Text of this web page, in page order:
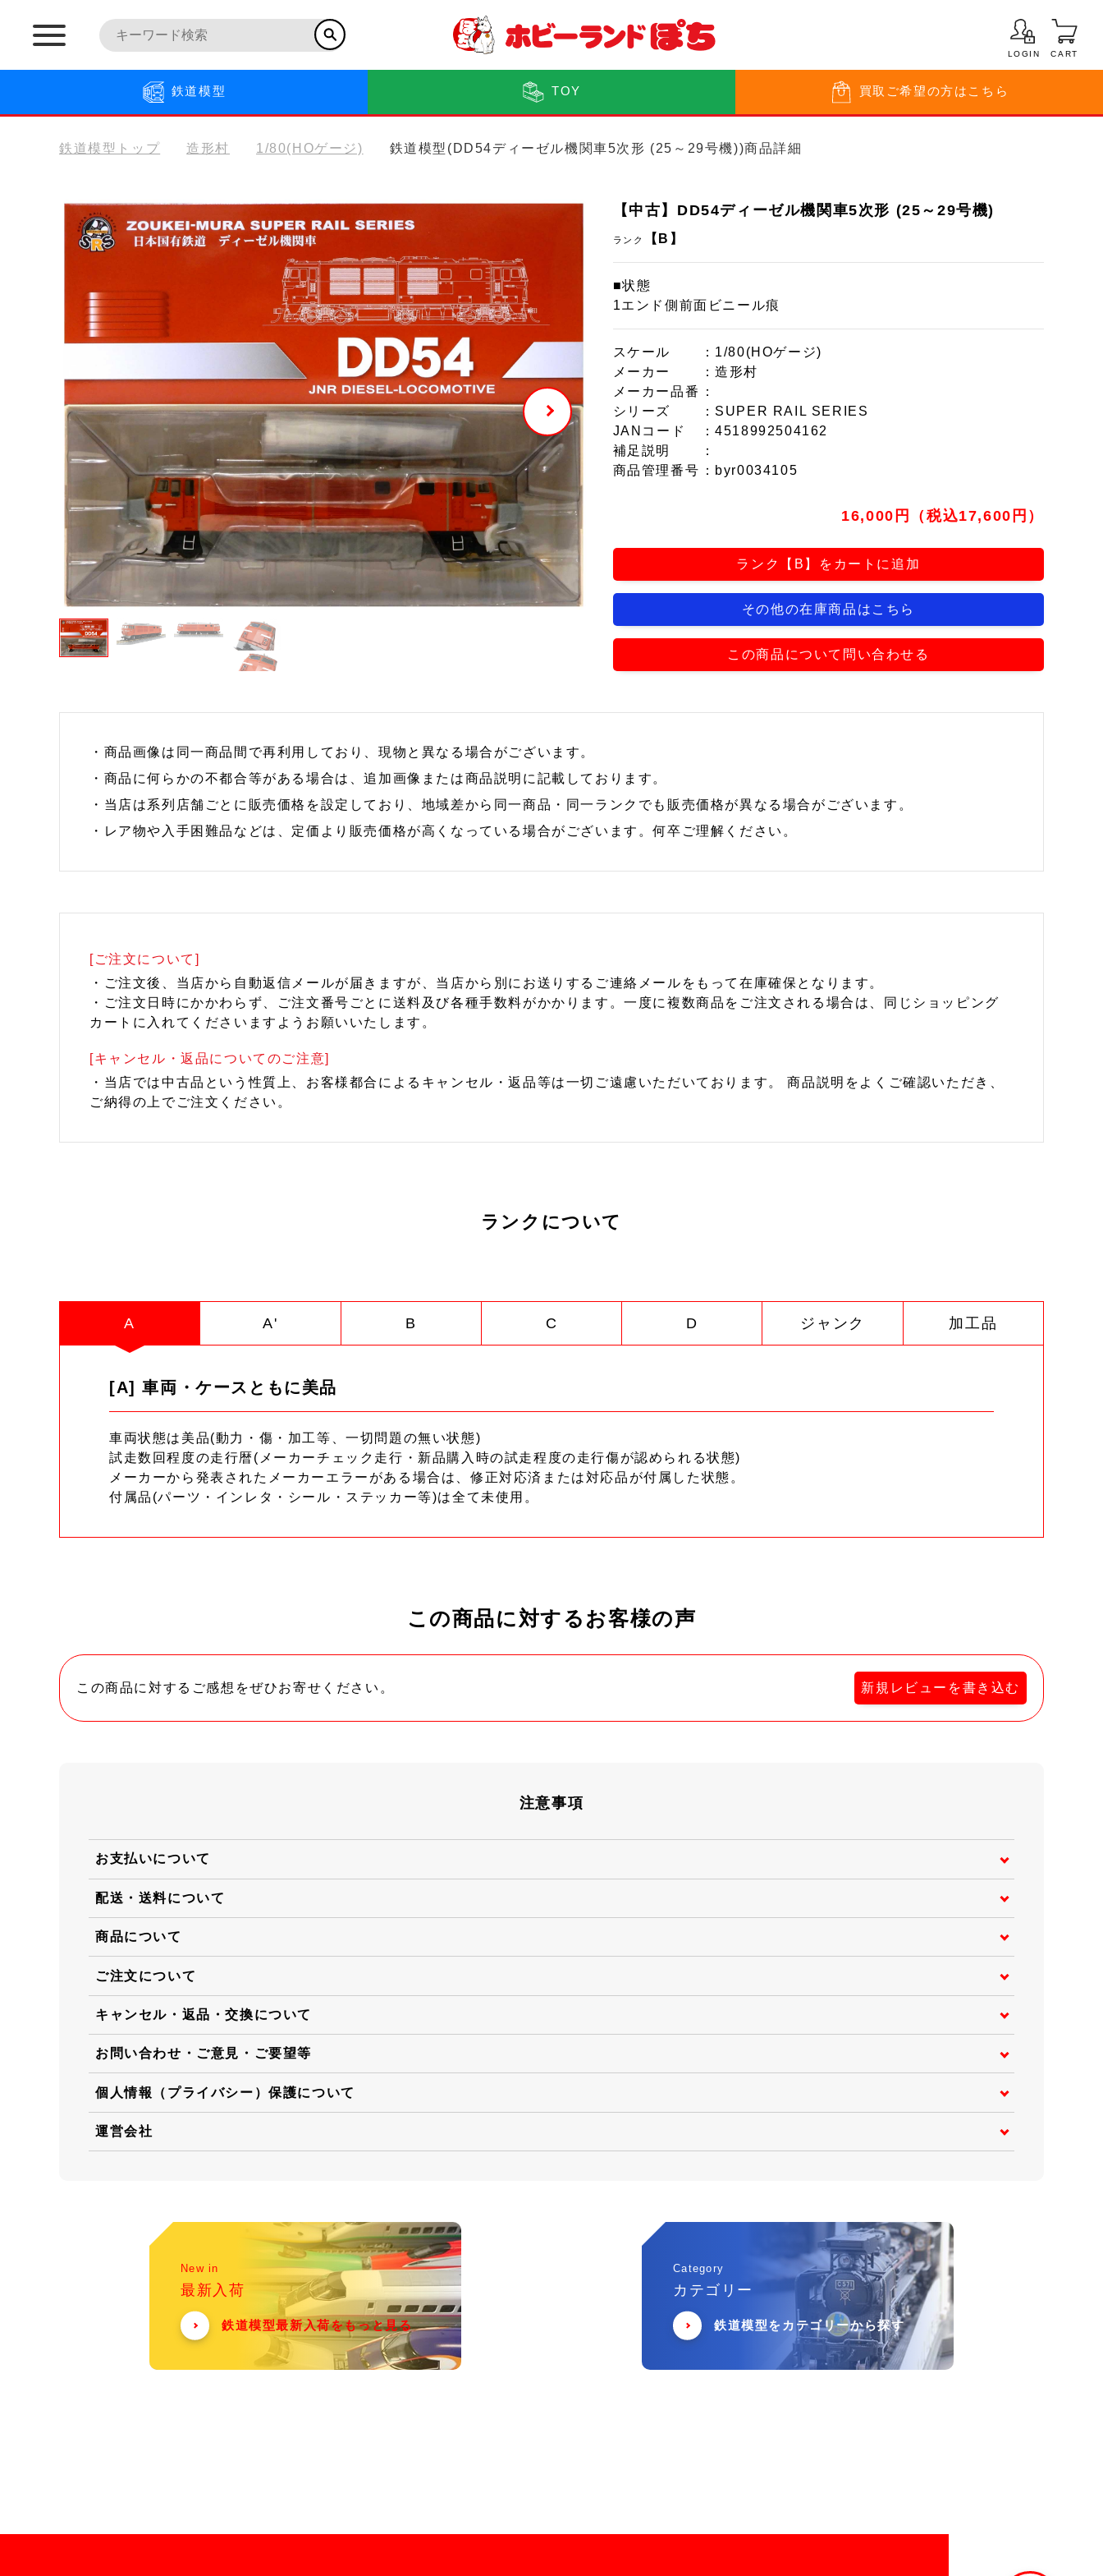
LOGIN CART
鉄道模型 TOY 買取 ご希望の方はこちら
鉄道模型トップ 造形村 1/80(HOゲージ) 鉄道模型(DD54ディーゼル機関車5次形 (25～29号機))商品詳細
【中古】DD54ディーゼル機関車5次形 (25～29号機)
ランク 【B】
■状態
1エンド側前面ビニール痕
スケール
：1/80(HOゲージ)
メーカー
：造形村
メーカー品番
：
シリーズ
：SUPER RAIL SERIES
JANコード
：4518992504162
補足説明
：
商品管理番号 ：byr0034105
16,000円（税込17,600円）
ランク【B】をカートに追加
その他の在庫商品はこちら
この商品について問い合わせる
・商品画像は同一商品間で再利用しており、現物と異なる場合がございます。
・商品に何らかの不都合等がある場合は、追加画像または商品説明に記載しております。
・当店は系列店舗ごとに販売価格を設定しており、地域差から同一商品・同一ランクでも販売価格が異なる場合がございます。
・レア物や入手困難品などは、定価より販売価格が高くなっている場合がございます。何卒ご理解ください。
[ご注文について]
・ご注文後、当店から自動返信メールが届きますが、当店から別にお送りするご連絡メールをもって在庫確保となります。
・ご注文日時にかかわらず、ご注文番号ごとに送料及び各種手数料がかかります。一度に複数商品をご注文される場合は、同じショッピング
カートに入れてくださいますようお願いいたします。
[キャンセル・返品についてのご注意]
・当店では中古品という性質上、お客様都合によるキャンセル・返品等は一切ご遠慮いただいております。 商品説明をよくご確認いただき、
ご納得の上でご注文ください。
ランクについて
A A' B C D ジャンク 加工品
[A] 車両・ケースともに美品
車両状態は美品(動力・傷・加工等、一切問題の無い状態)
試走数回程度の走行暦(メーカーチェック走行・新品購入時の試走程度の走行傷が認められる状態)
メーカーから発表されたメーカーエラーがある場合は、修正対応済または対応品が付属した状態。
付属品(パーツ・インレタ・シール・ステッカー等)は全て未使用。
この商品に対するお客様の声
この商品に対するご感想をぜひお寄せください。 新規レビューを書き込む
注意事項
お支払いについて
配送・送料について
商品について
ご注文について
キャンセル・返品・交換について
お問い合わせ・ご意見・ご要望等
個人情報（プライバシー）保護について
運営会社
New in
最新入荷
鉄道模型最新入荷をもっと見る
Category
カテゴリー
鉄道模型をカテゴリーから探す